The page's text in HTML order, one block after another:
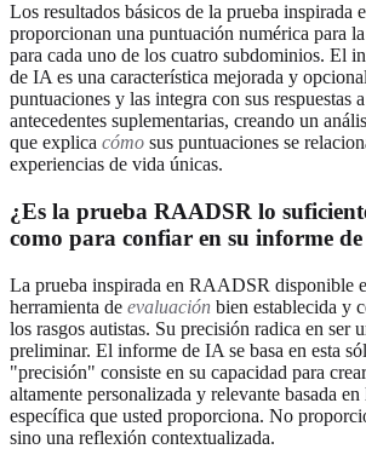
Los resultados básicos de la prueba
proporcionan una puntuación numérica para
para cada uno de los cuatro subdominios. El
de IA es una característica mejorada y
puntuaciones y las integra con sus respuestas
antecedentes suplementarias, creando un
que explica cómo sus puntuaciones se
experiencias de vida únicas.
¿Es la prueba RAADSR lo
como para confiar en su informe
La prueba inspirada en RAADSR disponible
herramienta de evaluación bien establecida y
los rasgos autistas. Su precisión radica en ser
preliminar. El informe de IA se basa en esta
"precisión" consiste en su capacidad para
altamente personalizada y relevante basada
específica que usted proporciona. No
sino una reflexión contextualizada.